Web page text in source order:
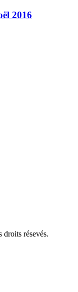
2016
droits résevés.